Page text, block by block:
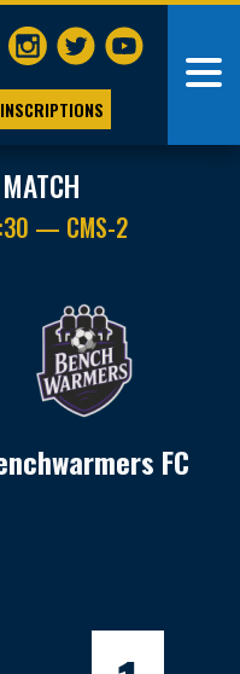
INSCRIPTIONS
— CMS-2
FC